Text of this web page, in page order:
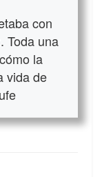
con
Toda una
la
vida de